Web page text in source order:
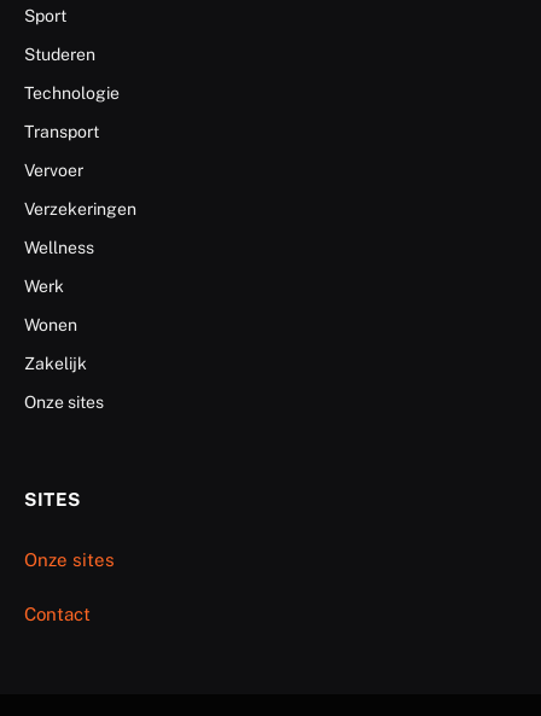
Sport
Studeren
Technologie
Transport
Vervoer
Verzekeringen
Wellness
Werk
Wonen
Zakelijk
Onze sites
SITES
Onze sites
Contact